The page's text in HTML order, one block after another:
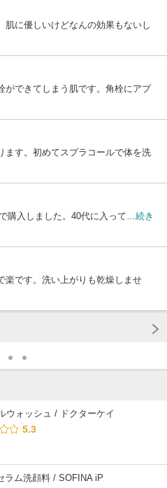
肌に優しいけどなんの効果もないし
ができてしまう肌です。角栓にアプ
ます。初めてスプラコールで体を洗
購入しました。40代に入って… 続き
楽です。洗い上がりも乾燥しませ
ウォッシュ / ドクターケイ
5.3
ラム洗顔料 / SOFINA iP